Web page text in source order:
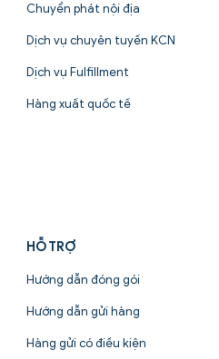
Chuyển phát nội địa
Dịch vụ chuyên tuyến KCN
Dịch vụ Fulfillment
Hàng xuất quốc tế
HỖ TRỢ
Hướng dẫn đóng gói
Hướng dẫn gửi hàng
Hàng gửi có điều kiện